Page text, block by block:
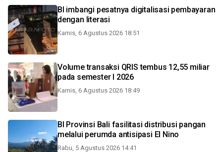
BI imbangi pesatnya digitalisasi pembayaran
dengan literasi
Kamis, 6 Agustus 2026 18:51
Volume transaksi QRIS tembus 12,55 miliar
pada semester I 2026
Kamis, 6 Agustus 2026 18:49
BI Provinsi Bali fasilitasi distribusi pangan
melalui perumda antisipasi El Nino
Rabu, 5 Agustus 2026 14:41